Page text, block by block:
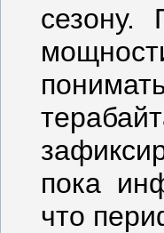
сезону.
пока
что